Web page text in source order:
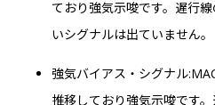
ており強気示唆です。遅行
いシグナルは出ていません。
強気バイアス・シグナル
推移しており強気示唆です